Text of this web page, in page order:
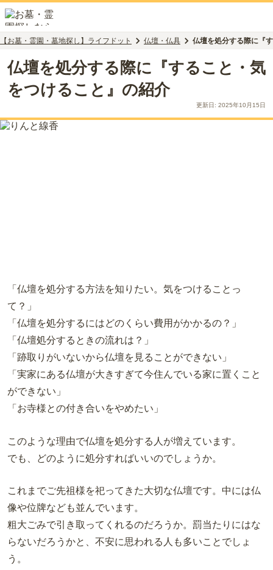
【お墓・霊園・墓地探し】ライフドット 仏壇・仏具 仏壇を処分する際に『
仏壇を処分する際に『すること・気
をつけること』の紹介
更新日: 2025年10月15日
「仏壇を処分する方法を知りたい。気をつけることっ
て？」
「仏壇を処分するにはどのくらい費用がかかるの？」
「仏壇処分するときの流れは？」
「跡取りがいないから仏壇を見ることができない」
「実家にある仏壇が大きすぎて今住んでいる家に置くこと
ができない」
「お寺様との付き合いをやめたい」
このような理由で仏壇を処分する人が増えています。
でも、どのように処分すればいいのでしょうか。
これまでご先祖様を祀ってきた大切な仏壇です。中には仏
像や位牌なども並んでいます。
粗大ごみで引き取ってくれるのだろうか。罰当たりにはな
らないだろうかと、不安に思われる人も多いことでしょ
う。